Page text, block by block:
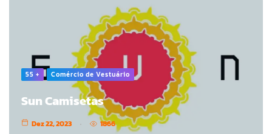
55 + Comércio de Vestuário
Sun Camisetas
Dez 22, 2023 1866